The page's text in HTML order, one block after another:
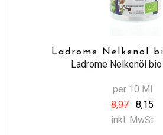
Ladrome Nelkenöl
Ladrome Nelkenöl
per 10 Ml
8,97
8,15
inkl. MwSt